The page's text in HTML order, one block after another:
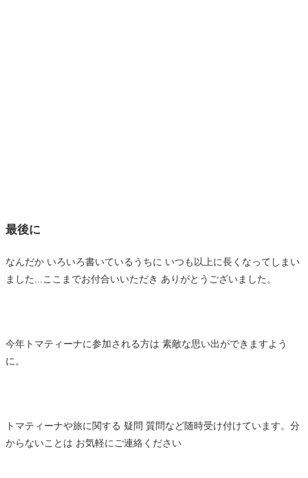
最後に
なんだか いろいろ書いているうちに いつも以上に長くなってしまい
ました...ここまでお付合いいただき ありがとうございました。
今年トマティーナに参加される方は 素敵な思い出ができますよう
に。
トマティーナや旅に関する 疑問 質問など随時受け付けています。分
からないことは お気軽にご連絡ください